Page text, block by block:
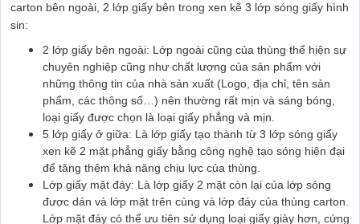
carton bên ngoài, 2 lớp giấy bên trong xen kẽ 3 lớp sóng giấy hình
sin:
2 lớp giấy bên ngoài: Lớp ngoài cũng của thùng thể hiện sự
chuyên nghiệp cũng như chất lượng của sản phẩm với
những thông tin của nhà sản xuất (Logo, địa chỉ, tên sản
phẩm, các thông số…) nên thường rất mịn và sáng bóng,
loại giấy được chọn là loại giấy phẳng và mịn.
5 lớp giấy ở giữa: Là lớp giấy tạo thành từ 3 lớp sóng giấy
xen kẽ 2 mặt phẳng giấy bằng công nghệ tạo sóng hiện đại
để tăng thêm khả năng chịu lực của thùng.
Lớp giấy mặt đáy: Là lớp giấy 2 mặt còn lại của lớp sóng
được dán và lớp mặt trên cùng và lớp đáy của thùng carton.
Lớp mặt đáy có thể ưu tiên sử dụng loại giấy giày hơn, cứng